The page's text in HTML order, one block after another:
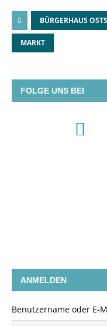
BÜRGERHAUS
MARKT
FOLGE UNS BEI
ANMELDEN
Benutzername oder E-